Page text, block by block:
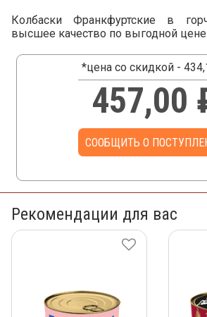
Колбаски Франкфуртские в
высшее качество по выгодной цене.
*цена со скидкой -
457,00
СООБЩИТЬ О
Рекомендации для вас